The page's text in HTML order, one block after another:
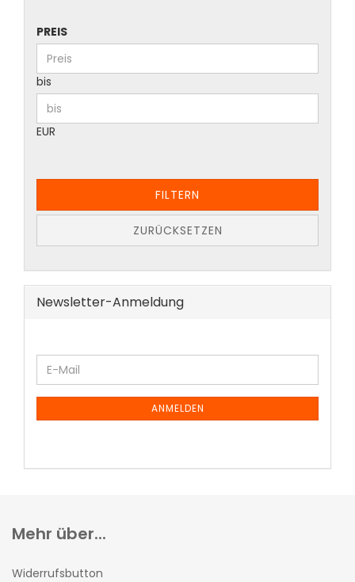
PREIS
bis
EUR
FILTERN
ZURÜCKSETZEN
Newsletter-Anmeldung
ANMELDEN
Mehr über...
Widerrufsbutton